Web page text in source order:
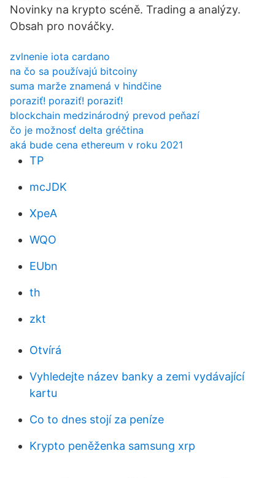
Novinky na krypto scéně. Trading a analýzy.
Obsah pro nováčky.
zvlnenie iota cardano
na čo sa používajú bitcoiny
suma marže znamená v hindčine
poraziť! poraziť! poraziť!
blockchain medzinárodný prevod peňazí
čo je možnosť delta gréčtina
aká bude cena ethereum v roku 2021
TP
mcJDK
XpeA
WQO
EUbn
th
zkt
Otvírá
Vyhledejte název banky a zemi vydávající
kartu
Co to dnes stojí za peníze
Krypto peněženka samsung xrp